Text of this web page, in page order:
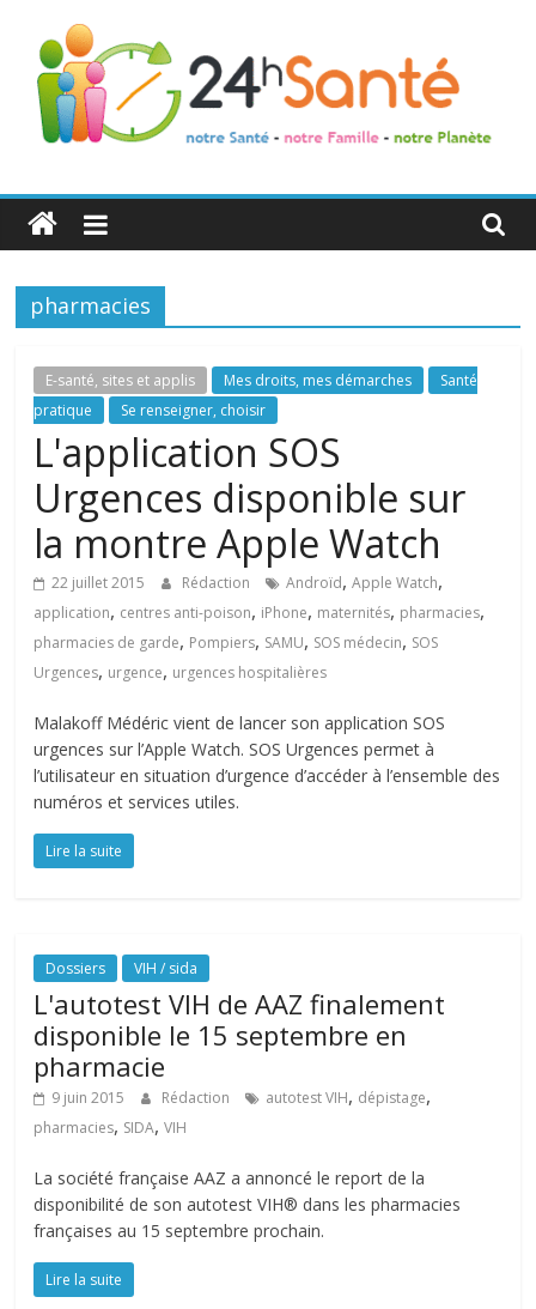
24h
Santé
La
de
toute
famille
pharmacies
E-santé, sites et applis Mes droits, mes démarches
Santé
pratique
Se renseigner, choisir
L'application SOS
Urgences disponible sur
la montre Apple Watch
22 juillet 2015 Rédaction Androïd,Apple Watch,
application, centres anti-poison, iPhone, maternités, pharmacies,
pharmacies de garde, Pompiers, SAMU, SOS médecin, SOS
Urgences, urgence, urgences hospitalières
Malakoff Médéric vient de lancer son application SOS
urgences sur l’Apple Watch. SOS Urgences permet à
l’utilisateur en situation d’urgence d’accéder à l’ensemble des
numéros et services utiles.
Lire la suite
Dossiers VIH / sida
L'autotest VIH de AAZ finalement
disponible le 15 septembre en
pharmacie
9 juin 2015 Rédaction autotest VIH, dépistage,
pharmacies, SIDA,VIH
La société française AAZ a annoncé le report de la
disponibilité de son autotest VIH® dans les pharmacies
françaises au 15 septembre prochain.
Lire la suite